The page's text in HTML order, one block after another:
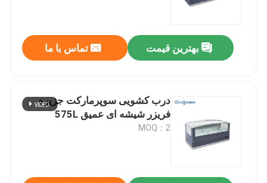
بهترین قیمت تماس با ما
درب کشویی سوپرمارکت جزیره
فریزر شیشه ای عمیق 575L
MOQ：2